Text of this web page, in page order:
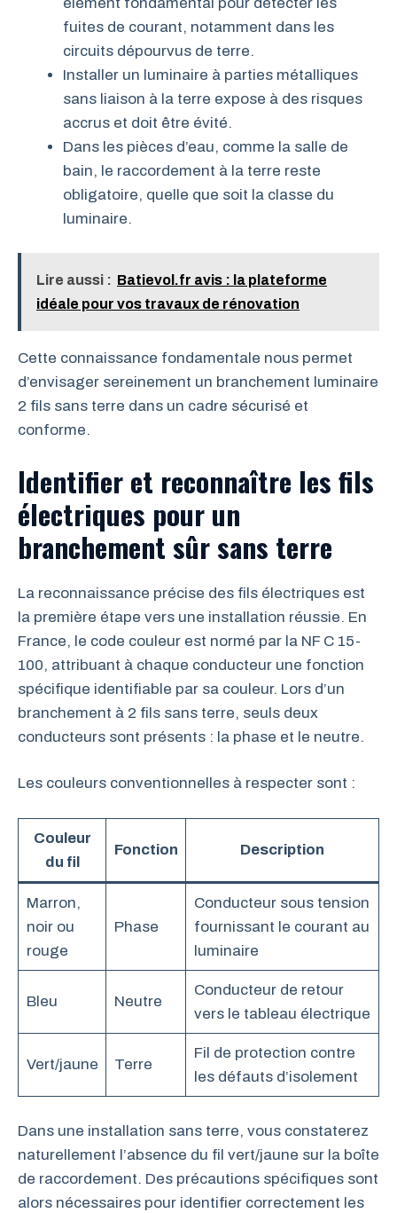
fuites de courant, notamment dans les
circuits dépourvus de terre.
Installer un luminaire à parties métalliques
sans liaison à la terre expose à des risques
accrus et doit être évité.
Dans les pièces d’eau, comme la salle de
bain, le raccordement à la terre reste
obligatoire, quelle que soit la classe du
luminaire.
Lire aussi : Batievol.fr avis : la plateforme
idéale pour vos travaux de rénovation
Cette connaissance fondamentale nous permet
d’envisager sereinement un branchement luminaire
2 fils sans terre dans un cadre sécurisé et
conforme.
Identifier et reconnaître les fils
électriques pour un
branchement sûr sans terre
La reconnaissance précise des fils électriques est
la première étape vers une installation réussie. En
France, le code couleur est normé par la NF C 15-
100, attribuant à chaque conducteur une fonction
spécifique identifiable par sa couleur. Lors d’un
branchement à 2 fils sans terre, seuls deux
conducteurs sont présents : la phase et le neutre.
Les couleurs conventionnelles à respecter sont :
Couleur
du fil
Fonction Description
Marron,
noir ou
rouge
Phase
Conducteur sous tension
fournissant le courant au
luminaire
Bleu Neutre
Conducteur de retour
vers le tableau électrique
Vert/jaune Terre
Fil de protection contre
les défauts d’isolement
Dans une installation sans terre, vous constaterez
naturellement l’absence du fil vert/jaune sur la boîte
de raccordement. Des précautions spécifiques sont
alors nécessaires pour identifier correctement les